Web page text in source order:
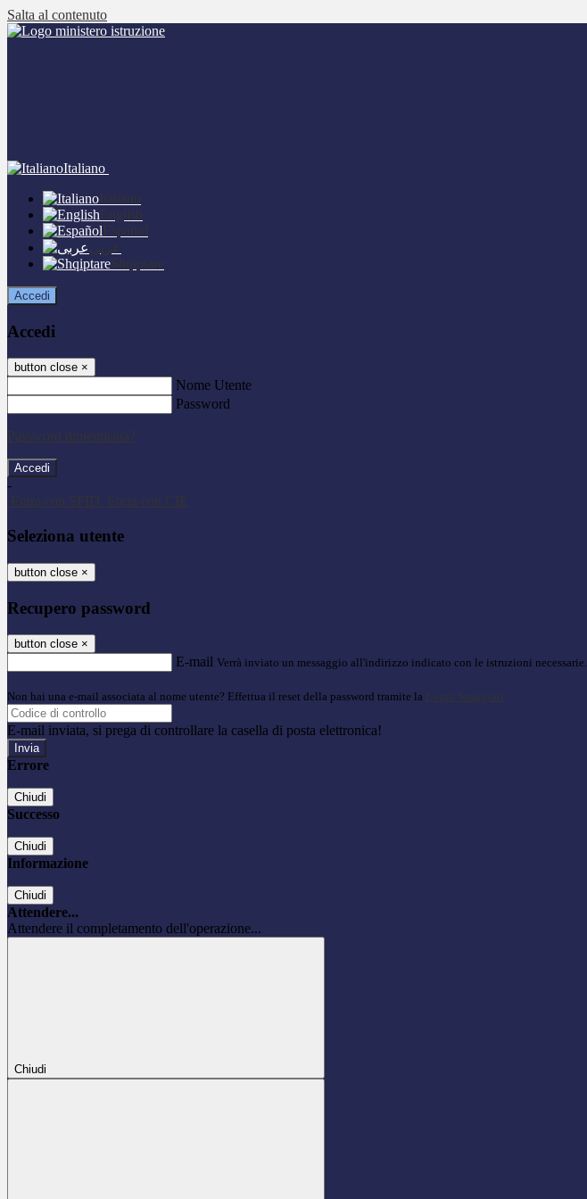
Salta al contenuto
Italiano
Italiano
English
Español
عربى
Shqiptare
Accedi
Accedi
button close ×
Nome Utente
Password
Password dimenticata?
-
Entra con SPID
Entra con CIE
Seleziona utente
button close ×
Recupero password
button close ×
E-mail Verrà inviato un messaggio all'indirizzo indicato con le istruzioni necessarie.
Non hai una e-mail associata al nome utente? Effettua il reset della password tramite la Login Spaggiari
E-mail inviata, si prega di controllare la casella di posta elettronica!
Errore
Chiudi
Successo
Chiudi
Informazione
Chiudi
Attendere...
Attendere il completamento dell'operazione...
Chiudi